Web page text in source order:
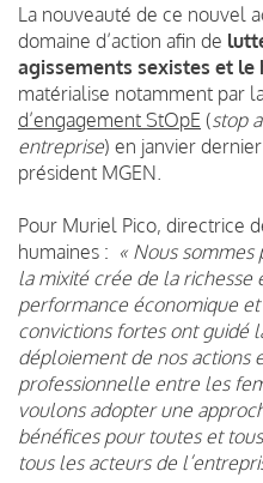
La nouveauté de ce nouvel
domaine d’action afin de
agissements sexistes et
matérialise notamment par
d’engagement StOpE (stop
entreprise) en janvier
président MGEN.
Pour Muriel Pico, directrice
humaines : « Nous
la mixité crée de la richesse
performance économique
convictions fortes ont guidé
déploiement de nos actions
professionnelle entre les
voulons adopter une
bénéfices pour toutes et
tous les acteurs de